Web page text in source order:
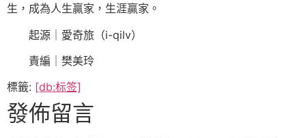
生，成為人生贏家，生涯贏家。
起源｜愛奇旅（i-qilv）
責編｜樊美玲
標籤: [db:标签]
發佈留言